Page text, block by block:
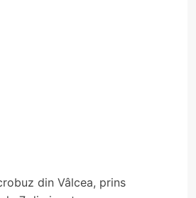
din Vâlcea, prins